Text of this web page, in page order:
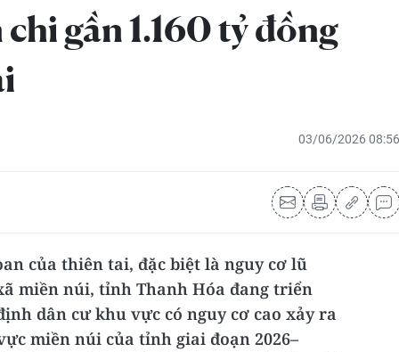
gần 1.160 tỷ đồng
03/06/2026 08:56
của thiên tai, đặc biệt là nguy cơ lũ
miền núi, tỉnh Thanh Hóa đang triển
dân cư khu vực có nguy cơ cao xảy ra
miền núi của tỉnh giai đoạn 2026–